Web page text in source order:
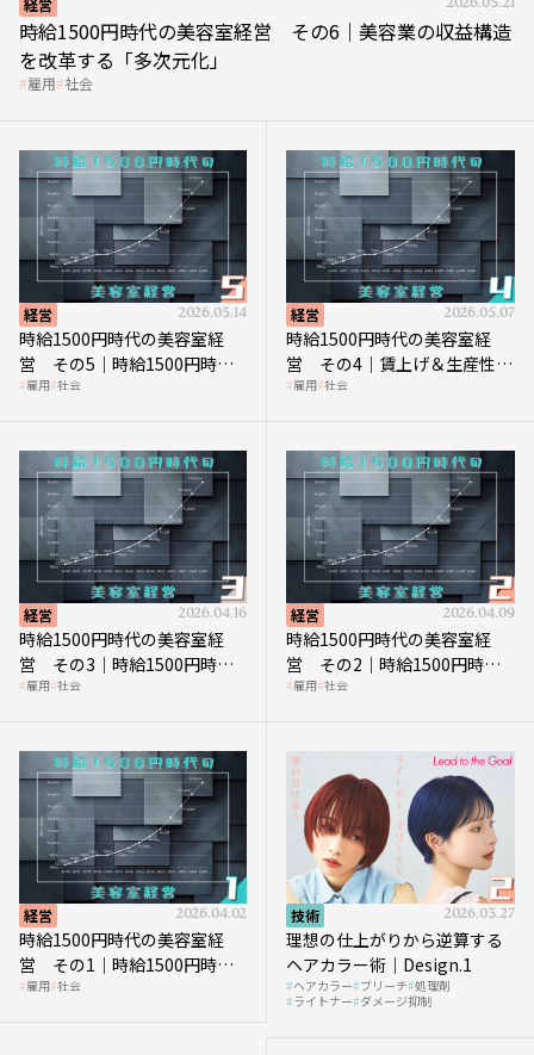
経営 2026.05.21
時給1500円時代の美容室経営 その6｜美容業の収益構造
を改革する「多次元化」
雇用 社会
経営 2026.05.14
時給1500円時代の美容室経
営 その5｜時給1500円時代
の到来は美容業の収益構造を
雇用 社会
経営 2026.05.07
時給1500円時代の美容室経
営 その4｜賃上げ＆生産性向
上につなげる賢い助成金活用
雇用 社会
経営 2026.04.16
時給1500円時代の美容室経
営 その3｜時給1500円時
代、美容業はどのような影響
雇用 社会
経営 2026.04.09
時給1500円時代の美容室経
営 その2｜時給1500円時代
に支払う給与はいくらなのか
雇用 社会
経営 2026.04.02
時給1500円時代の美容室経
営 その1｜時給1500円時代
へ向かう社会的背景
雇用 社会
技術 2026.03.27
理想の仕上がりから逆算する
ヘアカラー術｜Design.1
ヘアカラー ブリーチ 処理剤
ライトナー ダメージ抑制